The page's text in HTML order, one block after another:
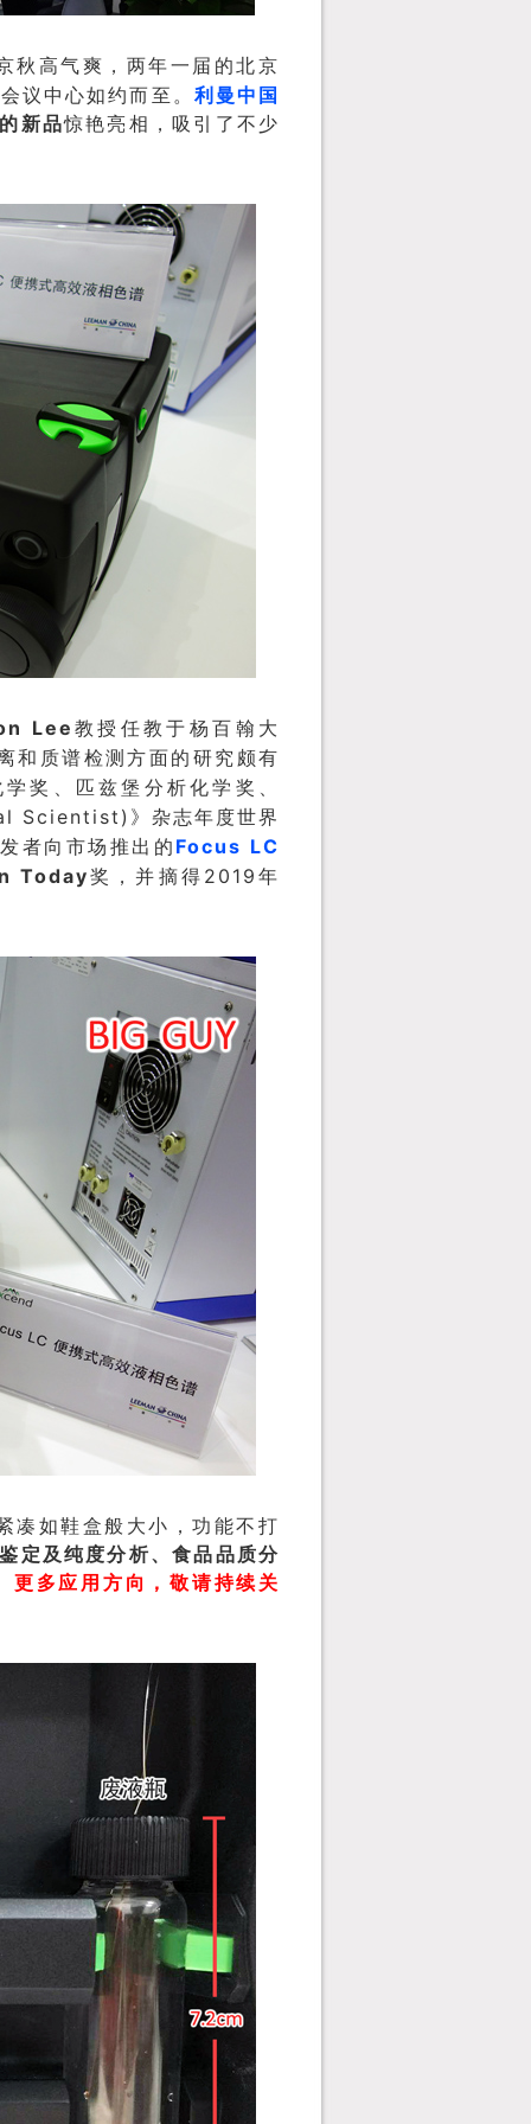
秋高气爽，两年一届的北京
议中心如约而至。 利曼中国
新品惊艳亮相，吸引了不少
Lee 教授任教于杨百翰大
和质谱检测方面的研究颇有
奖、匹兹堡分析化学奖、
Scientist) 》杂志年度世界
者向市场推出的 Focus LC
Today奖，并摘得 2019 年
凑如鞋盒般大小，功能不打
定及纯度分析、食品品质分
更多应用方向，敬请持续关